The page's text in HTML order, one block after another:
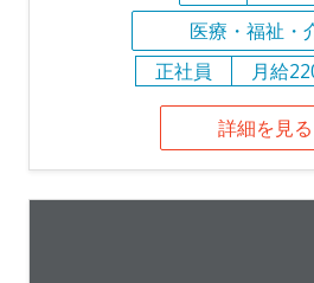
医療・福祉・
正社員
月給
詳細を見る